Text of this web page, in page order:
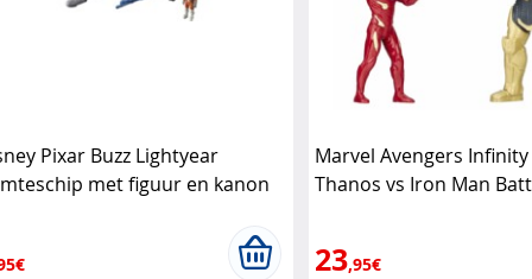
Pixar Buzz Lightyear
met figuur en kanon
Marvel Avengers
Thanos vs Iron Man
23,95€